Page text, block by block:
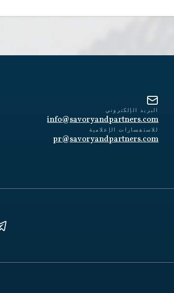
البريد الإلكتروني
info@savoryandpartners.com
للاستفسارات الإعلامية
pr@savoryandpartners.com